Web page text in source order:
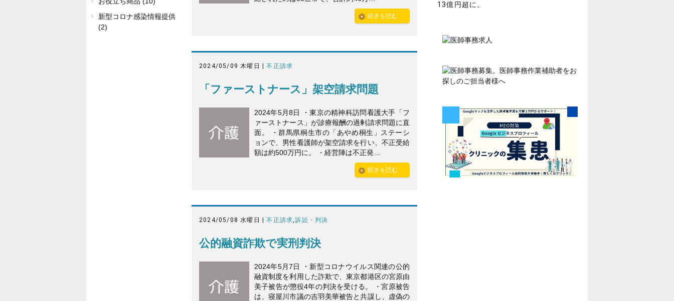
続きを読む
2024/05/09 木曜日 |不正請求
「ファーストナース」架空請求問題
2024年5月8日 ・東京の精神科訪問看護大手「フ
ァーストナース」が診療報酬の過剰請求問題に直
面。 ・群馬県桐生市の「あやめ桐生」ステーシ
ョンで、男性看護師が架空請求を行い、不正受給
額は約500万円に。 ・経営陣は不正発…
続きを読む
2024/05/08 水曜日 |不正請求,訴訟・判決
公的融資詐欺で実刑判決
2024年5月7日 ・新型コロナウイルス関連の公的
融資制度を利用した詐欺で、東京都港区の宮原由
美子被告が懲役4年の判決を受ける。 ・宮原被告
は、寝屋川市議の吉羽美華被告と共謀し、虚偽の
13億円超に。
新型コロナ感染情報提供
(2)